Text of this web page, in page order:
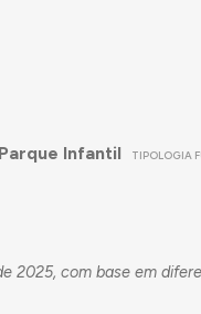
Parque Infantil TIPOLOGIA
2025, com base em